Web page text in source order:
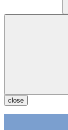
close